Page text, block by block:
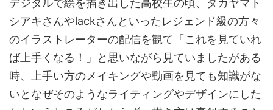
デジタルで絵を描き出した高校生の頃、タカヤマト
シアキさんやlackさんといったレジェンド級の方々
のイラストレーターの配信を観て「これを見ていれ
ば上手くなる！」と思いながら見ていましたがある
時、上手い方のメイキングや動画を見ても知識がな
いとなぜそのようなライティングやデザインにした